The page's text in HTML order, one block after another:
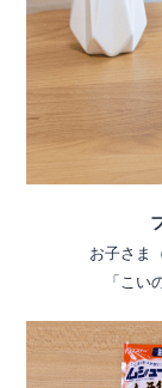
お子さま
「こい